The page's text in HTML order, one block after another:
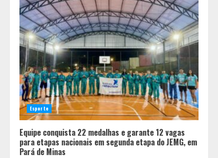
Esporte
Equipe conquista 22 medalhas e garante 12 vagas
para etapas nacionais em segunda etapa do JEMG, em
Pará de Minas